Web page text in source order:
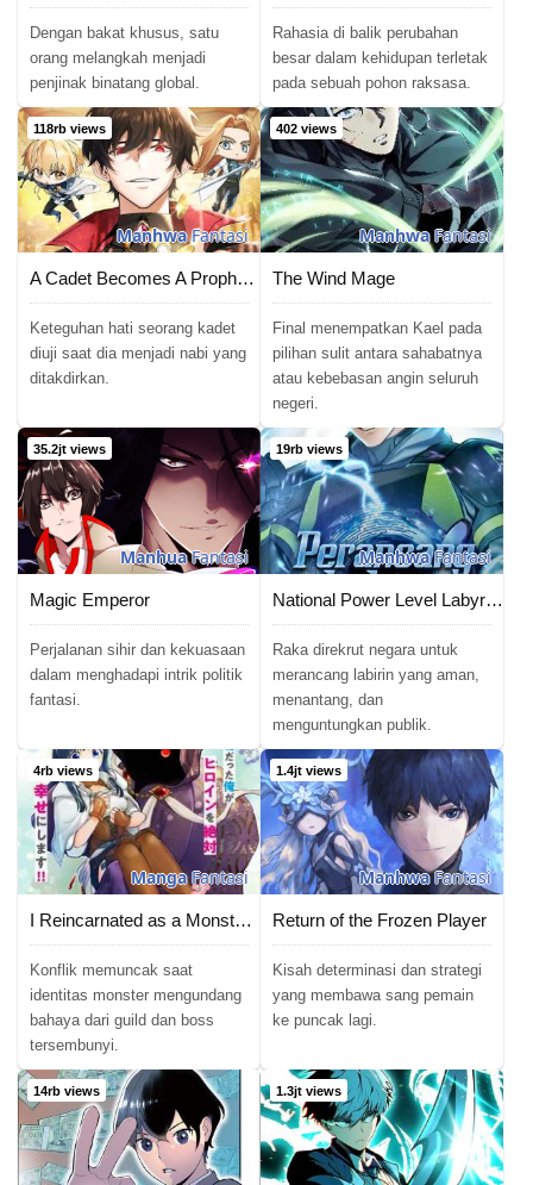
Dengan bakat khusus, satu
orang melangkah menjadi
penjinak binatang global.
Rahasia di balik perubahan
besar dalam kehidupan terletak
pada sebuah pohon raksasa.
118rb views
ManhwaFantasi
A Cadet Becomes A Prophet?!
Keteguhan hati seorang kadet
diuji saat dia menjadi nabi yang
ditakdirkan.
402 views
ManhwaFantasi
The Wind Mage
Final menempatkan Kael pada
pilihan sulit antara sahabatnya
atau kebebasan angin seluruh
negeri.
35.2jt views
ManhuaFantasi
Magic Emperor
Perjalanan sihir dan kekuasaan
dalam menghadapi intrik politik
fantasi.
19rb views
ManhwaFantasi
National Power Level Labyrinth Designer
Raka direkrut negara untuk
merancang labirin yang aman,
menantang, dan
menguntungkan publik.
4rb views
MangaFantasi
I Reincarnated as a Monster in a Game World, and Picked Up the Heroine Who Was My Oshi in My Previous Life
Konflik memuncak saat
identitas monster mengundang
bahaya dari guild dan boss
tersembunyi.
1.4jt views
ManhwaFantasi
Return of the Frozen Player
Kisah determinasi dan strategi
yang membawa sang pemain
ke puncak lagi.
14rb views 1.3jt views